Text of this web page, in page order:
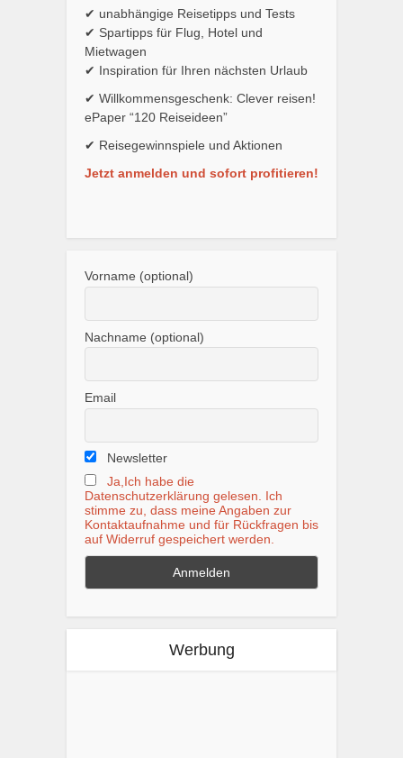
✔ unabhängige Reisetipps und Tests
✔ Spartipps für Flug, Hotel und
Mietwagen
✔ Inspiration für Ihren nächsten Urlaub
✔ Willkommensgeschenk: Clever reisen!
ePaper “120 Reiseideen”
✔ Reisegewinnspiele und Aktionen
Jetzt anmelden und sofort profitieren!
Vorname (optional)
Nachname (optional)
Email
Newsletter
Ja,Ich habe die
Datenschutzerklärung gelesen. Ich
stimme zu, dass meine Angaben zur
Kontaktaufnahme und für Rückfragen bis
auf Widerruf gespeichert werden.
Werbung